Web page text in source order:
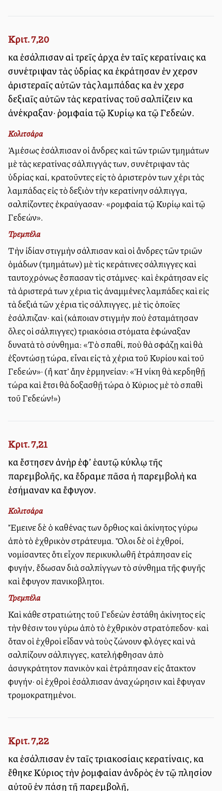
Κριτ. 7,20
καὶ ἐσάλπισαν αἱ τρεῖς ἀρχαὶ ἐν ταῖς κερατίναις καὶ
συνέτριψαν τὰς ὑδρίας καὶ ἐκράτησαν ἐν χερσὶν
ἀριστεραῖς αὐτῶν τὰς λαμπάδας καὶ ἐν χερσὶ
δεξιαῖς αὐτῶν τὰς κερατίνας τοῦ σαλπίζειν καὶ
ἀνέκραξαν· ῥομφαία τῷ Κυρίῳ καὶ τῷ Γεδεών.
Κολιτσάρα
Ἀμέσως ἐσάλπισαν οἱ ἄνδρες καὶ τῶν τριῶν τμημάτων
μὲ τὰς κερατίνας σάλπιγγάς των, συνέτριψαν τὰς
ὑδρίας καί, κρατοῦντες εἰς τὸ ἀριστερόν των χέρι τὰς
λαμπάδας εἰς τὸ δεξιὸν τὴν κερατίνην σάλπιγγα,
σαλπίζοντες ἐκραύγασαν· «ρομφαία τῷ Κυρίῳ καὶ τῷ
Γεδεών».
Τρεμπέλα
Τὴν ἰδίαν στιγμὴν σάλπισαν καὶ οἱ ἄνδρες τῶν τριῶν
ὁμάδων (τμημάτων) μὲ τὶς κεράτινες σάλπιγγες καὶ
ταυτοχρόνως ἔσπασαν τὶς στάμνες· καὶ ἐκράτησαν εἰς
τὰ ἀριστερά των χέρια τὶς ἀναμμένες λαμπάδες καὶ εἰς
τὰ δεξιά τῶν χέρια τὶς σάλπιγγες, μὲ τὶς ὁποῖες
ἐσάλπιζαν· καὶ (κάποιαν στιγμὴν ποὺ ἐσταμάτησαν
ὅλες οἱ σάλπιγγες) τριακόσια στόματα ἐφώναξαν
δυνατὰ τὸ σύνθημα: «Τὸ σπαθί, ποὺ θὰ σφάζῃ καὶ θὰ
ἐξοντώσῃ τώρα, εἶναι εἰς τὰ χέρια τοῦ Κυρίου καὶ τοῦ
Γεδεών»· (ἢ κατ’ ἄλλην ἑρμηνείαν: «Ἡ νίκη θὰ κερδηθῇ
τώρα καὶ ἔτσι θὰ δοξασθῇ τώρα ὁ Κύριος μὲ τὸ σπαθὶ
τοῦ Γεδεών!»)
Κριτ. 7,21
καὶ ἔστησεν ἀνὴρ ἐφ’ ἑαυτῷ κύκλῳ τῆς
παρεμβολῆς, καὶ ἔδραμε πᾶσα ἡ παρεμβολὴ καὶ
ἐσήμαναν καὶ ἔφυγον.
Κολιτσάρα
Ἔμεινε δὲ ὁ καθένας των ὄρθιος καὶ ἀκίνητος γύρω
ἀπὸ τὸ ἐχθρικὸν στράτευμα. Ὅλοι δὲ οἱ ἐχθροί,
νομίσαντες ὅτι εἶχον περικυκλωθῆ ἐτράπησαν εἰς
φυγήν, ἔδωσαν διὰ σαλπίγγων τὸ σύνθημα τῆς φυγῆς
καὶ ἔφυγον πανικοβλητοι.
Τρεμπέλα
Καὶ κάθε στρατιώτης τοῦ Γεδεὼν ἐστάθη ἀκίνητος εἰς
τὴν θέσιν του γύρω ἀπὸ τὸ ἐχθρικὸν στρατόπεδον· καὶ
ὅταν οἱ ἐχθροὶ εἶδαν νὰ τοὺς ζώνουν φλόγες καὶ νὰ
σαλπίζουν σάλπιγγες, κατελήφθησαν ἀπὸ
ἀσυγκράτητον πανικὸν καὶ ἐτράπησαν εἰς ἄτακτον
φυγήν· οἱ ἐχθροὶ ἐσάλπισαν ἀναχώρησιν καὶ ἔφυγαν
τρομοκρατημένοι.
Κριτ. 7,22
καὶ ἐσάλπισαν ἐν ταῖς τριακοσίαις κερατίναις, καὶ
ἔθηκε Κύριος τὴν ῥομφαίαν ἀνδρὸς ἐν τῷ πλησίον
αὐτοῦ ἐν πάσῃ τῇ παρεμβολῇ,